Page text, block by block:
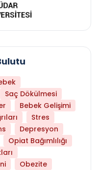
Saç Dökülmesi
Bebek Gelişimi
Stres
Depresyon
Opiat Bağımlılığı
Obezite